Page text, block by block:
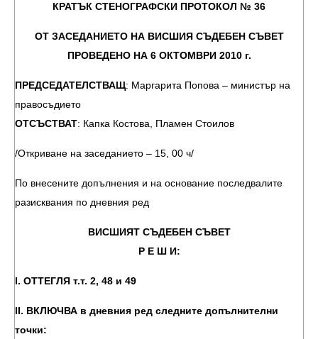
КРАТЪК СТЕНОГРАФСКИ ПРОТОКОЛ № 36
ОТ ЗАСЕДАНИЕТО НА ВИСШИЯ СЪДЕБЕН СЪВЕТ
ПРОВЕДЕНО НА 6 ОКТОМВРИ 2010 г.
ПРЕДСЕДАТЕЛСТВАЩ: Маргарита Попова – министър на
правосъдието
ОТСЪСТВАТ: Капка Костова, Пламен Стоилов
/Откриване на заседанието – 15, 00 ч/
По внесените допълнения и на основание последвалите
разисквания по дневния ред
ВИСШИЯТ СЪДЕБЕН СЪВЕТ
Р Е Ш И:
І. ОТТЕГЛЯ т.т. 2, 48 и 49
ІІ. ВКЛЮЧВА в дневния ред следните допълнителни
точки: